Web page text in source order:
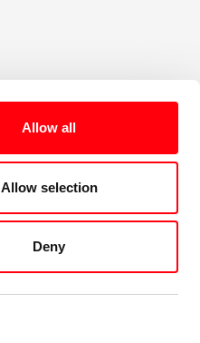
Allow all
Allow selection
Deny
Newsletter